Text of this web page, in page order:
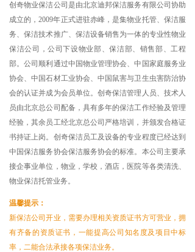
创奇物业保洁公司是由北京迪邦保洁服务有限公司协助
成立的，2009年正式进驻赤峰，是集物业托管、保洁服
务、保洁技术推广、保洁设备销售为一体的专业性物业
保洁公司，公司下设物业部、保洁部、销售部、工程
部。公司顺利通过中国物业管理协会、中国家庭服务业
协会、中国石材工业协会、中国鼠害与卫生虫害防治协
会的认证并成为会员单位。创奇保洁管理人员、技术人
员由北京总公司配备，具有多年的保洁工作经验及管理
经验，其余员工经北京总公司严格培训，并颁发合格证
书持证上岗。创奇保洁员工及设备的专业程度已经达到
中国保洁服务协会保洁服务协会的标准。本公司主要承
接企事业单位，物业，学校，酒店，医院等各类清洗、
物业保洁托管业务。
温馨提示：
新保洁公司开业，需要办理相关资质证书方可营业，拥
有齐备的资质证书，一能提高公司知名度及项目中标
率，二能合法承接各项保洁业务。